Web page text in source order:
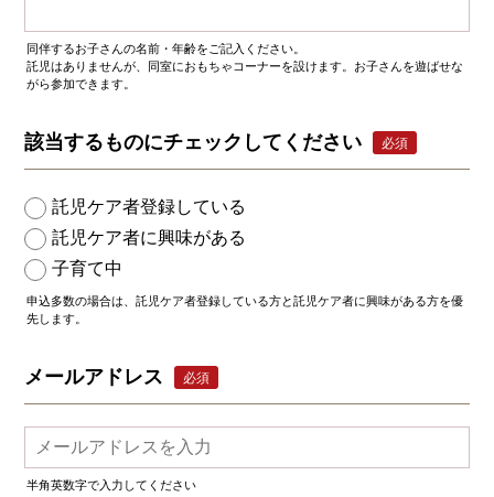
同伴するお子さんの名前・年齢をご記入ください。
託児はありませんが、同室におもちゃコーナーを設けます。お子さんを遊ばせな
がら参加できます。
該当するものにチェックしてください 必須
託児ケア者登録している
託児ケア者に興味がある
子育て中
申込多数の場合は、託児ケア者登録している方と託児ケア者に興味がある方を優
先します。
メールアドレス 必須
半角英数字で入力してください